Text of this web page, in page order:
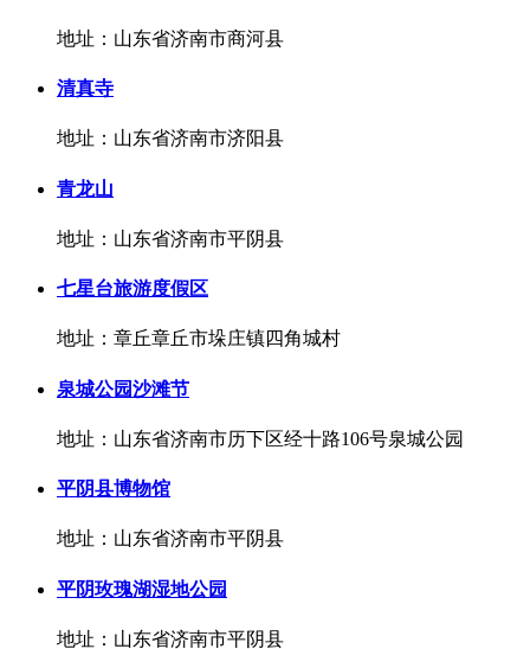
地址：山东省济南市商河县
清真寺
地址：山东省济南市济阳县
青龙山
地址：山东省济南市平阴县
七星台旅游度假区
地址：章丘章丘市垛庄镇四角城村
泉城公园沙滩节
地址：山东省济南市历下区经十路106号泉城公园
平阴县博物馆
地址：山东省济南市平阴县
平阴玫瑰湖湿地公园
地址：山东省济南市平阴县